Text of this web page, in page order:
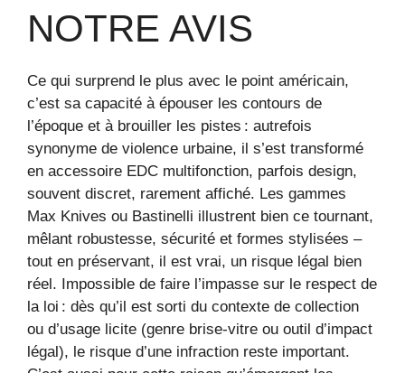
NOTRE AVIS
Ce qui surprend le plus avec le point américain,
c’est sa capacité à épouser les contours de
l’époque et à brouiller les pistes : autrefois
synonyme de violence urbaine, il s’est transformé
en accessoire EDC multifonction, parfois design,
souvent discret, rarement affiché. Les gammes
Max Knives ou Bastinelli illustrent bien ce tournant,
mêlant robustesse, sécurité et formes stylisées –
tout en préservant, il est vrai, un risque légal bien
réel. Impossible de faire l’impasse sur le respect de
la loi : dès qu’il est sorti du contexte de collection
ou d’usage licite (genre brise-vitre ou outil d’impact
légal), le risque d’une infraction reste important.